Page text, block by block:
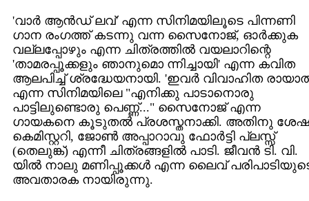
'വാര്‍ ആന്‍ഡ് ലവ്' എന്ന സിനിമയിലൂടെ പിന്നണി
ഗാന രംഗത്ത് കടന്നു വന്ന സൈനോജ്, ഓര്‍ക്കുക
വല്ലപ്പോഴും എന്ന ചിത്രത്തില്‍ വയലാറിന്റെ
'താമരപ്പൂക്കളും ഞാനുമൊ ന്നിച്ചായി' എന്ന കവിത
ആലപിച്ച് ശ്രദ്ധേയനായി. 'ഇവര്‍ വിവാഹിത
എന്ന സിനിമയിലെ "എനിക്കു പാടാനൊരു
പാട്ടിലുണ്ടൊരു പെണ്ണ്..." സൈനോജ് എന്ന
ഗായകനെ കൂടുതല്‍ പ്രശസ്തനാക്കി. അതിനു
കെമിസ്റ്ററി, ജോണ്‍ അപ്പാറാവു ഫോര്‍ട്ടി പ്ലസ്സ്
(തെലുങ്ക്) എന്നീ ചിത്രങ്ങളില്‍ പാടി. ജീവന്‍ ടി. വി.
യില്‍ നാലു മണിപ്പൂക്കള്‍ എന്ന ലൈവ്
അവതാരക നായിരുന്നു.